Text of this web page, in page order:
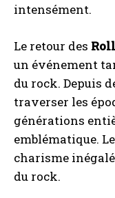
intensément.
Le retour des
un événement
du rock. Depuis
traverser les
générations
emblématique.
charisme
du rock.